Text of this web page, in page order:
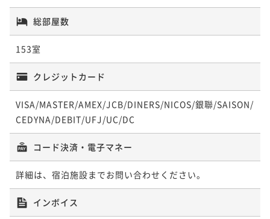
総部屋数
153室
クレジットカード
VISA/MASTER/AMEX/JCB/DINERS/NICOS/銀聯/SAISON/
CEDYNA/DEBIT/UFJ/UC/DC
コード決済・電子マネー
詳細は、宿泊施設までお問い合わせください。
インボイス